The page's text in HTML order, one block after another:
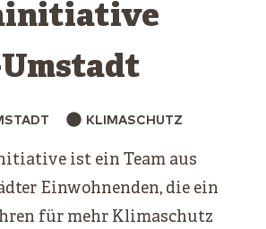
KLIMASCHUTZ
ist ein Team aus
Einwohnenden, die ein
für mehr Klimaschutz